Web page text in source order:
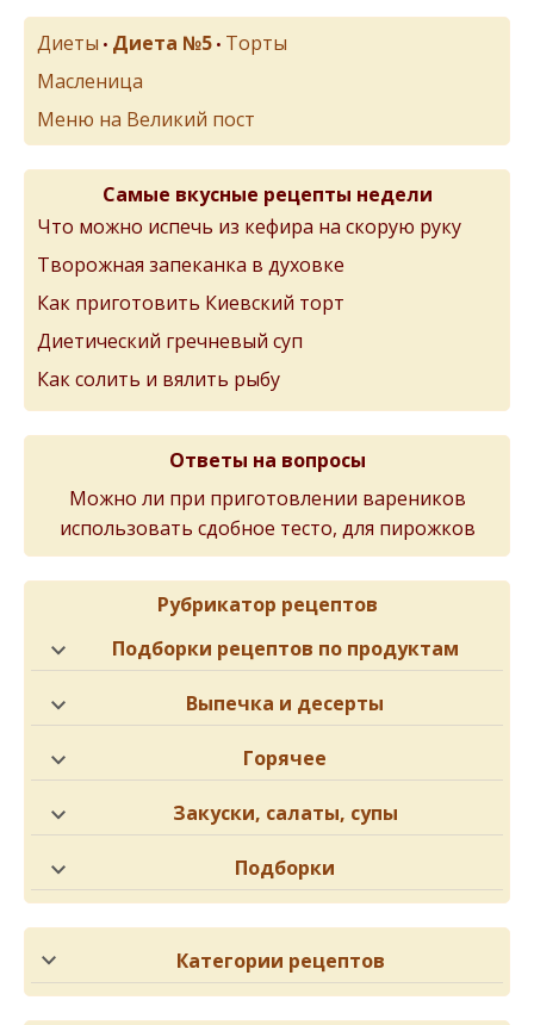
Диеты • Диета №5 • Торты
Масленица
Меню на Великий пост
Самые вкусные рецепты недели
Что можно испечь из кефира на скорую руку
Творожная запеканка в духовке
Как приготовить Киевский торт
Диетический гречневый суп
Как солить и вялить рыбу
Ответы на вопросы
Можно ли при приготовлении вареников
использовать сдобное тесто, для пирожков
Рубрикатор рецептов
Подборки рецептов по продуктам
Выпечка и десерты
Горячее
Закуски, салаты, супы
Подборки
Категории рецептов